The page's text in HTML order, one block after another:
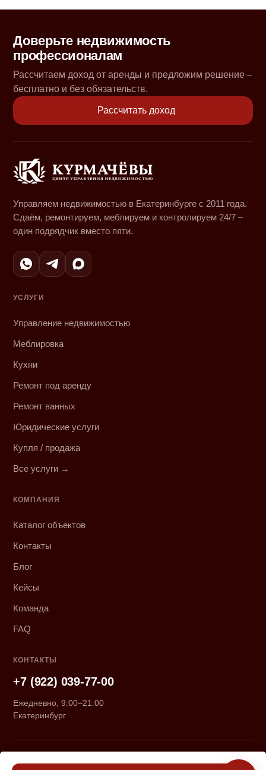
Доверьте недвижимость
профессионалам
Рассчитаем доход от аренды и предложим решение –
бесплатно и без обязательств.
Рассчитать доход
Управляем недвижимостью в Екатеринбурге с 2011 года.
Сдаём, ремонтируем, меблируем и контролируем 24/7 –
один подрядчик вместо пяти.
УСЛУГИ
Управление недвижимостью
Меблировка
Кухни
Ремонт под аренду
Ремонт ванных
Юридические услуги
Купля / продажа
Все услуги →
КОМПАНИЯ
Каталог объектов
Контакты
Блог
Кейсы
Команда
FAQ
КОНТАКТЫ
+7 (922) 039-77-00
Ежедневно, 9:00–21:00
Екатеринбург
Политика конфиденциальности